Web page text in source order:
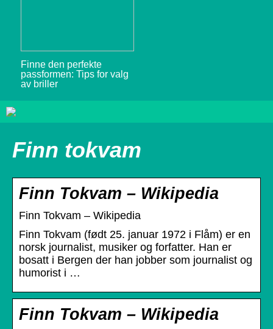
Finne den perfekte
passformen: Tips for valg
av briller
Finn tokvam
Finn Tokvam – Wikipedia
Finn Tokvam – Wikipedia
Finn Tokvam (født 25. januar 1972 i Flåm) er en
norsk journalist, musiker og forfatter. Han er
bosatt i Bergen der han jobber som journalist og
humorist i …
Finn Tokvam – Wikipedia